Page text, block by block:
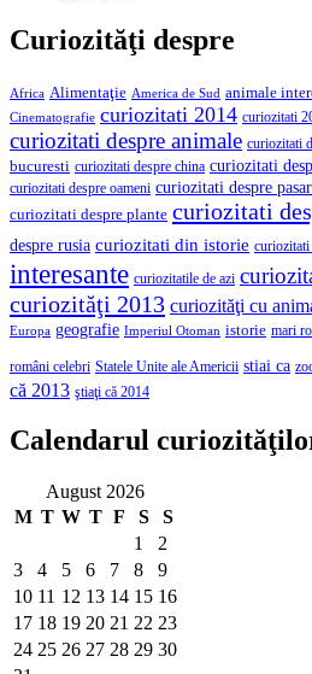
Curiozităţi despre
Africa Alimentaţie America de Sud animale
Cinematografie curiozitati 2014 curiozitati
curiozitati despre animale curiozitati
bucuresti curiozitati despre china curiozitati
curiozitati despre oameni curiozitati despre
curiozitati despre plante curiozitati
despre rusia curiozitati din istorie
interesante curiozitatile de azi
curiozităţi 2013 curiozităţi cu
Europa geografie Imperiul Otoman istorie mari
români celebri Statele Unite ale Americii stiai ca
că 2013 ştiaţi că 2014
Calendarul
August 2026
M T W T F S
S
1
2
3
4 5 6 7 8
9
10 11 12 13 14 15 16
17 18 19 20 21 22 23
24 25 26 27 28 29 30